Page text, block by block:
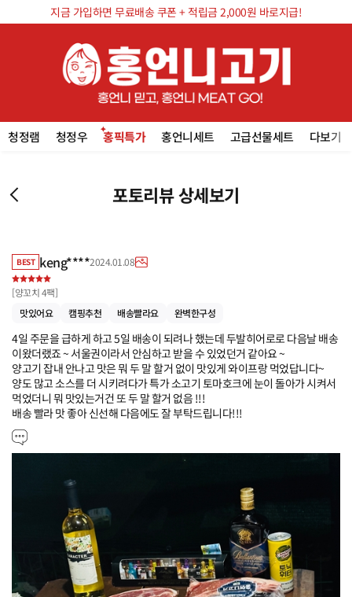
지금 가입하면 무료배송 쿠폰 + 적립금 2,000원 바로지급!
청정램 청정우 홍픽특가 홍언니세트 고급선물세트 다보기
포토리뷰 상세보기
BEST keng****2024.01.08
[양꼬치 4팩]
맛있어요
캠핑추천 배송빨라요 완벽한구성
4일 주문을 급하게 하고 5일 배송이 되려나 했는데 두발히어로로 다음날 배송
이왔더랬죠 ~ 서울권이라서 안심하고 받을 수 있었던거 같아요 ~
양고기 잡내 안나고 맛은 뭐 두 말 할거 없이 맛있게 와이프랑 먹었답니다~
양도 많고 소스를 더 시키려다가 특가 소고기 토마호크에 눈이 돌아가 시켜서
먹었더니 뭐 맛있는거건 또 두 말 할거 없음 !!!
배송 빨라 맛 좋아 신선해 다음에도 잘 부탁드립니다!!!